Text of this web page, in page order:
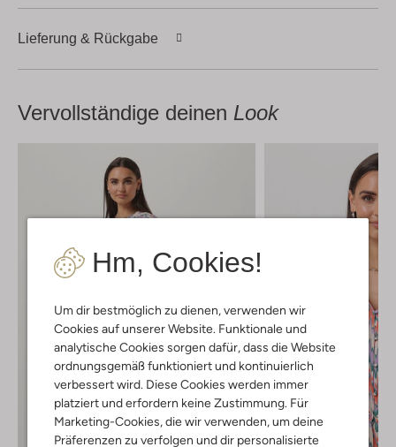
Hm, Cookies!
Um dir bestmöglich zu dienen, verwenden wir
Cookies auf unserer Website. Funktionale und
analytische Cookies sorgen dafür, dass die Website
ordnungsgemäß funktioniert und kontinuierlich
verbessert wird. Diese Cookies werden immer
platziert und erfordern keine Zustimmung. Für
Marketing-Cookies, die wir verwenden, um deine
Präferenzen zu verfolgen und dir personalisierte
Lieferung & Rückgabe
Vervollständige deinen Look